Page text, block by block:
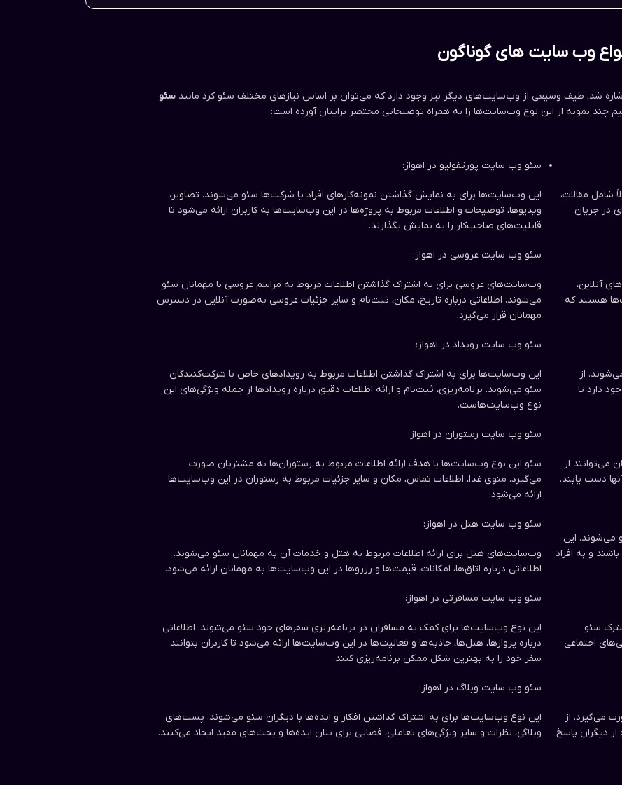
وب سایت های گوناگون
شد، طیف وسیعی از وب‌سایت‌های دیگر نیز وجود دارد که می‌توان بر اساس نیازهای مختلف سئو کرد مانندسئو
چند نمونه از این نوع وب‌سایت‌ها را به همراه توضیحاتی مختصر برایتان آورده است:
شامل مقالات،
در جریان
آنلاین،
هستند که
از
دارد تا
می‌توانند از
دست یابند.
می‌شوند. این
و به افراد
سئو
اجتماعی
می‌گیرد. از
از دیگران پاسخ
سئو وب سایت‌ پورتفولیو در اهواز:
این وب‌سایت‌ها برای به نمایش گذاشتن نمونه‌کارهای افراد یا شرکت‌ها سئو می‌شوند. تصاویر،
ویدیوها، توضیحات و اطلاعات مربوط به پروژه‌ها در این وب‌سایت‌ها به کاربران ارائه می‌شود تا
قابلیت‌های صاحب‌کار را به نمایش بگذارند.
سئو وب سایت‌ عروسی در اهواز:
وب‌سایت‌های عروسی برای به اشتراک گذاشتن اطلاعات مربوط به مراسم عروسی با مهمانان سئو
می‌شوند. اطلاعاتی درباره تاریخ، مکان، ثبت‌نام و سایر جزئیات عروسی به‌صورت آنلاین در دسترس
مهمانان قرار می‌گیرد.
سئو وب سایت‌ رویداد در اهواز:
این وب‌سایت‌ها برای به اشتراک گذاشتن اطلاعات مربوط به رویدادهای خاص با شرکت‌کنندگان
سئو می‌شوند. برنامه‌ریزی، ثبت‌نام و ارائه اطلاعات دقیق درباره رویدادها از جمله ویژگی‌های این
نوع وب‌سایت‌هاست.
سئو وب سایت‌ رستوران در اهواز:
سئو این نوع وب‌سایت‌ها با هدف ارائه اطلاعات مربوط به رستوران‌ها به مشتریان صورت
می‌گیرد. منوی غذا، اطلاعات تماس، مکان و سایر جزئیات مربوط به رستوران در این وب‌سایت‌ها
ارائه می‌شود.
سئو وب سایت‌ هتل در اهواز:
وب‌سایت‌های هتل برای ارائه اطلاعات مربوط به هتل و خدمات آن به مهمانان سئو می‌شوند.
اطلاعاتی درباره اتاق‌ها، امکانات، قیمت‌ها و رزروها در این وب‌سایت‌ها به مهمانان ارائه می‌شود.
سئو وب سایت مسافرتی در اهواز:
این نوع وب‌سایت‌ها برای کمک به مسافران در برنامه‌ریزی سفرهای خود سئو می‌شوند. اطلاعاتی
درباره پروازها، هتل‌ها، جاذبه‌ها و فعالیت‌ها در این وب‌سایت‌ها ارائه می‌شود تا کاربران بتوانند
سفر خود را به بهترین شکل ممکن برنامه‌ریزی کنند.
سئو وب سایت‌ وبلاگ در اهواز:
این نوع وب‌سایت‌ها برای به اشتراک گذاشتن افکار و ایده‌ها با دیگران سئو می‌شوند. پست‌های
وبلاگی، نظرات و سایر ویژگی‌های تعاملی، فضایی برای بیان ایده‌ها و بحث‌های مفید ایجاد می‌کنند.